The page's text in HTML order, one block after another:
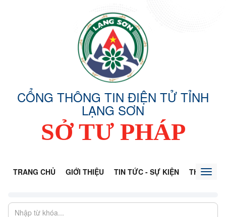
CỔNG THÔNG TIN ĐIỆN TỬ TỈNH
LẠNG SƠN
SỞ TƯ PHÁP
TRANG CHỦ GIỚI THIỆU TIN TỨC - SỰ KIỆN THÔNG